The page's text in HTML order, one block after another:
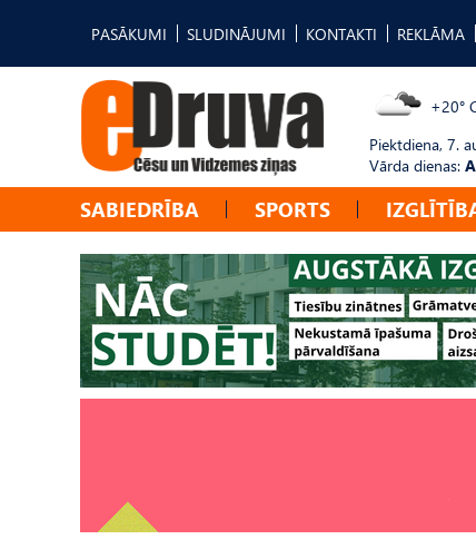
PASĀKUMI SLUDINĀJUMI KONTAKTI REKLĀMA
+20°
Piektdiena, 7.
Vārda dienas:
SABIEDRĪBA SPORTS